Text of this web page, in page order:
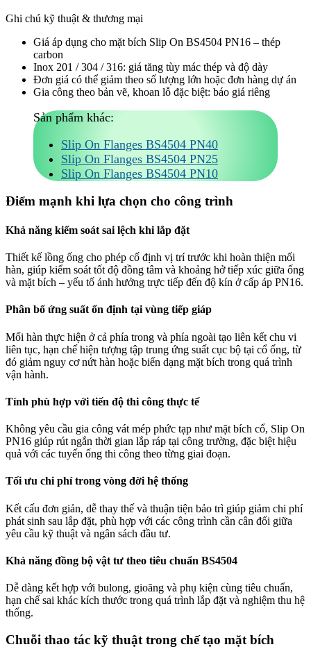
Ghi chú kỹ thuật & thương mại
Giá áp dụng cho mặt bích Slip On BS4504 PN16 – thép
carbon
Inox 201 / 304 / 316: giá tăng tùy mác thép và độ dày
Đơn giá có thể giảm theo số lượng lớn hoặc đơn hàng dự án
Gia công theo bản vẽ, khoan lỗ đặc biệt: báo giá riêng
Sản phẩm khác:
Slip On Flanges BS4504 PN40
Slip On Flanges BS4504 PN25
Slip On Flanges BS4504 PN10
Điểm mạnh khi lựa chọn cho công trình
Khả năng kiểm soát sai lệch khi lắp đặt
Thiết kế lồng ống cho phép cố định vị trí trước khi hoàn thiện mối
hàn, giúp kiểm soát tốt độ đồng tâm và khoảng hở tiếp xúc giữa ống
và mặt bích – yếu tố ảnh hưởng trực tiếp đến độ kín ở cấp áp PN16.
Phân bố ứng suất ổn định tại vùng tiếp giáp
Mối hàn thực hiện ở cả phía trong và phía ngoài tạo liên kết chu vi
liên tục, hạn chế hiện tượng tập trung ứng suất cục bộ tại cổ ống, từ
đó giảm nguy cơ nứt hàn hoặc biến dạng mặt bích trong quá trình
vận hành.
Tính phù hợp với tiến độ thi công thực tế
Không yêu cầu gia công vát mép phức tạp như mặt bích cổ, Slip On
PN16 giúp rút ngắn thời gian lắp ráp tại công trường, đặc biệt hiệu
quả với các tuyến ống thi công theo từng giai đoạn.
Tối ưu chi phí trong vòng đời hệ thống
Kết cấu đơn giản, dễ thay thế và thuận tiện bảo trì giúp giảm chi phí
phát sinh sau lắp đặt, phù hợp với các công trình cần cân đối giữa
yêu cầu kỹ thuật và ngân sách đầu tư.
Khả năng đồng bộ vật tư theo tiêu chuẩn BS4504
Dễ dàng kết hợp với bulong, gioăng và phụ kiện cùng tiêu chuẩn,
hạn chế sai khác kích thước trong quá trình lắp đặt và nghiệm thu hệ
thống.
Chuỗi thao tác kỹ thuật trong chế tạo mặt bích